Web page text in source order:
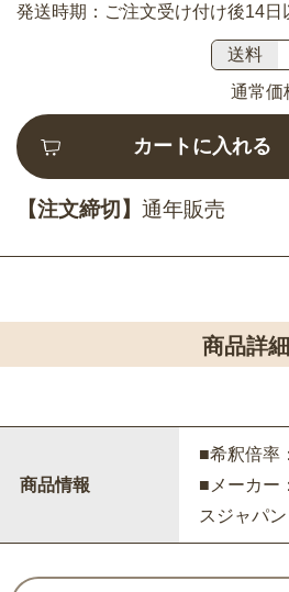
発送時期：ご注文受け付け後14日
送料
通常価
カートに入れる
【注文締切】 通年販売
商品詳細
商品情報
■希釈倍率
■メーカー
スジャパン